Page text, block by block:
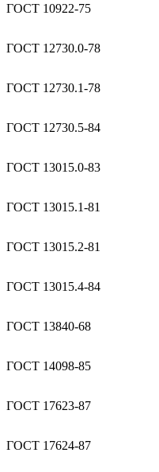
ГОСТ 10922-75
ГОСТ 12730.0-78
ГОСТ 12730.1-78
ГОСТ 12730.5-84
ГОСТ 13015.0-83
ГОСТ 13015.1-81
ГОСТ 13015.2-81
ГОСТ 13015.4-84
ГОСТ 13840-68
ГОСТ 14098-85
ГОСТ 17623-87
ГОСТ 17624-87